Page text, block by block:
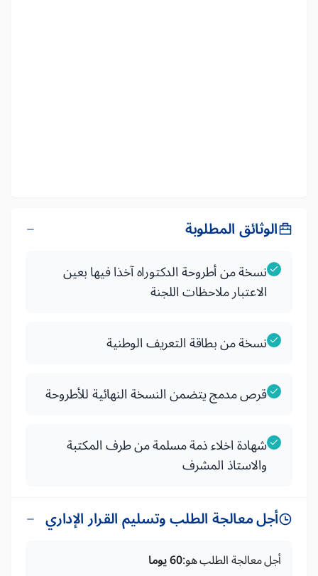
الوثائق المطلوبة
نسخة من أطروحة الدكتوراه آخذا فيها بعين
الاعتبار ملاحظات اللجنة
نسخة من بطاقة التعريف الوطنية
قرص مدمج يتضمن النسخة النهائية للأطروحة
شهادة اخلاء ذمة مسلمة من طرف المكتبة
والاستاذ المشرف
أجل معالجة الطلب وتسليم القرار الإداري
أجل معالجة الطلب هو:60 يوما